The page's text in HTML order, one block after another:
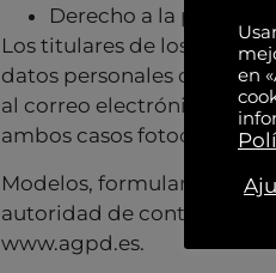
Derecho a la
Los titulares de los datos
datos personales
al correo electrónico
ambos casos fotocopia
Modelos, formularios y
autoridad de control
www.agpd.es.
en